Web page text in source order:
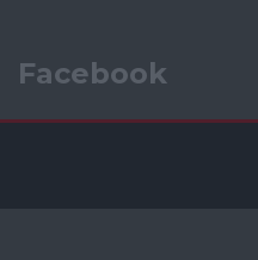
Facebook